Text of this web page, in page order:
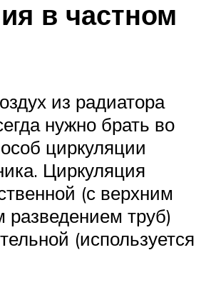
в частном
из радиатора
нужно брать во
циркуляции
Циркуляция
(с верхним
труб)
(используется